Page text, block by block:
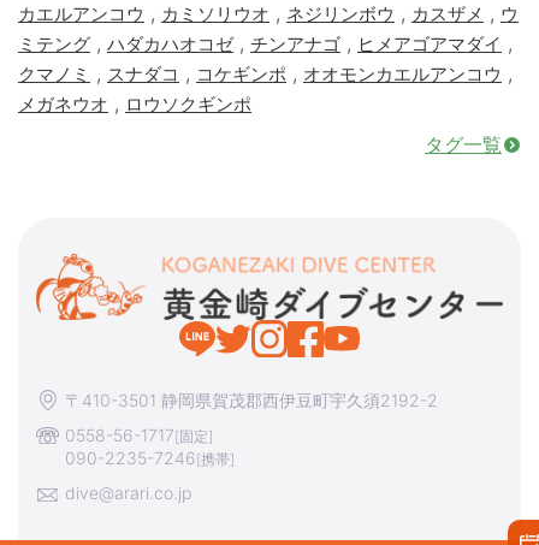
カエルアンコウ , カミソリウオ , ネジリンボウ , カスザメ , ウ
ミテング , ハダカハオコゼ, チンアナゴ , ヒメアゴアマダイ ,
クマノミ , スナダコ , コケギンポ , オオモンカエルアンコウ ,
メガネウオ , ロウソクギンポ
タグ一覧
〒410-3501 静岡県賀茂郡西伊豆町宇久須2192-2
0558-56-1717[固定]
090-2235-7246[携帯]
dive@arari.co.jp